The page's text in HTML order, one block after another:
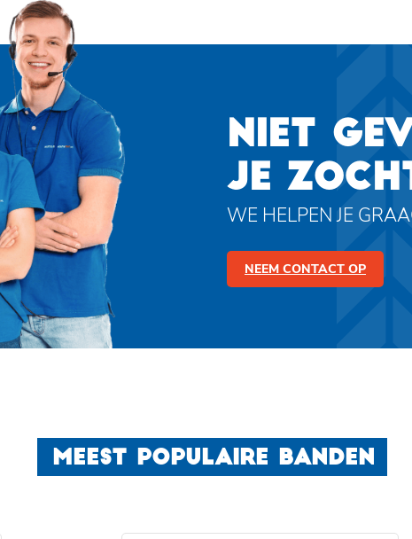
NIET
JE
WE HELPEN JE
NEEM CONTACT OP
MEEST POPULAIRE BANDEN